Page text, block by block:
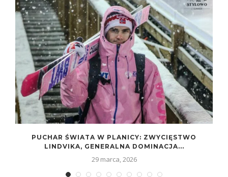
PUCHAR ŚWIATA W PLANICY: ZWYCIĘSTWO
LINDVIKA, GENERALNA DOMINACJA...
29 marca, 2026